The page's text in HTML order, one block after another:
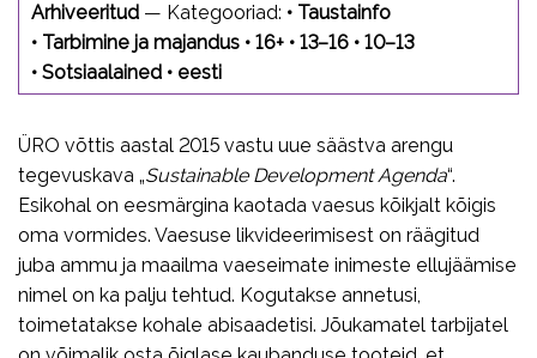
Arhiveeritud — Kategooriad: • Taustainfo
• Tarbimine ja majandus • 16+ • 13–16 • 10–13
• Sotsiaalained • eesti
ÜRO võttis aastal 2015 vastu uue säästva arengu
tegevuskava „Sustainable Development Agenda“.
Esikohal on eesmärgina kaotada vaesus kõikjalt kõigis
oma vormides. Vaesuse likvideerimisest on räägitud
juba ammu ja maailma vaeseimate inimeste ellujäämise
nimel on ka palju tehtud. Kogutakse annetusi,
toimetatakse kohale abisaadetisi. Jõukamatel tarbijatel